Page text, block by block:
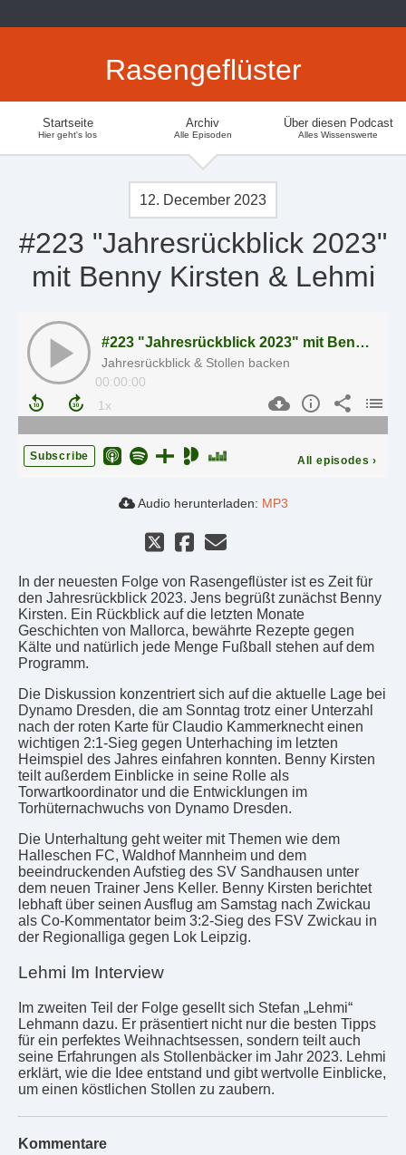
Rasengeflüster
Startseite
Hier geht's los
Archiv
Alle Episoden
Über diesen Podcast
Alles Wissenswerte
12. December 2023
#223 "Jahresrückblick 2023"
mit Benny Kirsten & Lehmi
#223 "Jahresrückblick 2023" mit Benny Kirsten & Lehmi
Jahresrückblick & Stollen backen
00:00:00
Subscribe All episodes ›
Audio herunterladen: MP3
In der neuesten Folge von Rasengeflüster ist es Zeit für
den Jahresrückblick 2023. Jens begrüßt zunächst Benny
Kirsten. Ein Rückblick auf die letzten Monate
Geschichten von Mallorca, bewährte Rezepte gegen
Kälte und natürlich jede Menge Fußball stehen auf dem
Programm.
Die Diskussion konzentriert sich auf die aktuelle Lage bei
Dynamo Dresden, die am Sonntag trotz einer Unterzahl
nach der roten Karte für Claudio Kammerknecht einen
wichtigen 2:1-Sieg gegen Unterhaching im letzten
Heimspiel des Jahres einfahren konnten. Benny Kirsten
teilt außerdem Einblicke in seine Rolle als
Torwartkoordinator und die Entwicklungen im
Torhüternachwuchs von Dynamo Dresden.
Die Unterhaltung geht weiter mit Themen wie dem
Halleschen FC, Waldhof Mannheim und dem
beeindruckenden Aufstieg des SV Sandhausen unter
dem neuen Trainer Jens Keller. Benny Kirsten berichtet
lebhaft über seinen Ausflug am Samstag nach Zwickau
als Co-Kommentator beim 3:2-Sieg des FSV Zwickau in
der Regionalliga gegen Lok Leipzig.
Lehmi Im Interview
Im zweiten Teil der Folge gesellt sich Stefan „Lehmi“
Lehmann dazu. Er präsentiert nicht nur die besten Tipps
für ein perfektes Weihnachtsessen, sondern teilt auch
seine Erfahrungen als Stollenbäcker im Jahr 2023. Lehmi
erklärt, wie die Idee entstand und gibt wertvolle Einblicke,
um einen köstlichen Stollen zu zaubern.
Kommentare